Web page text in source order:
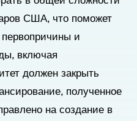
США, что поможет
и
включая
должен закрыть
полученное
на создание в